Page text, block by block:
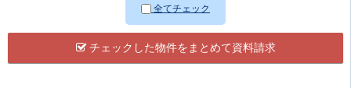
全てチェック
チェックした物件をまとめて資料請求